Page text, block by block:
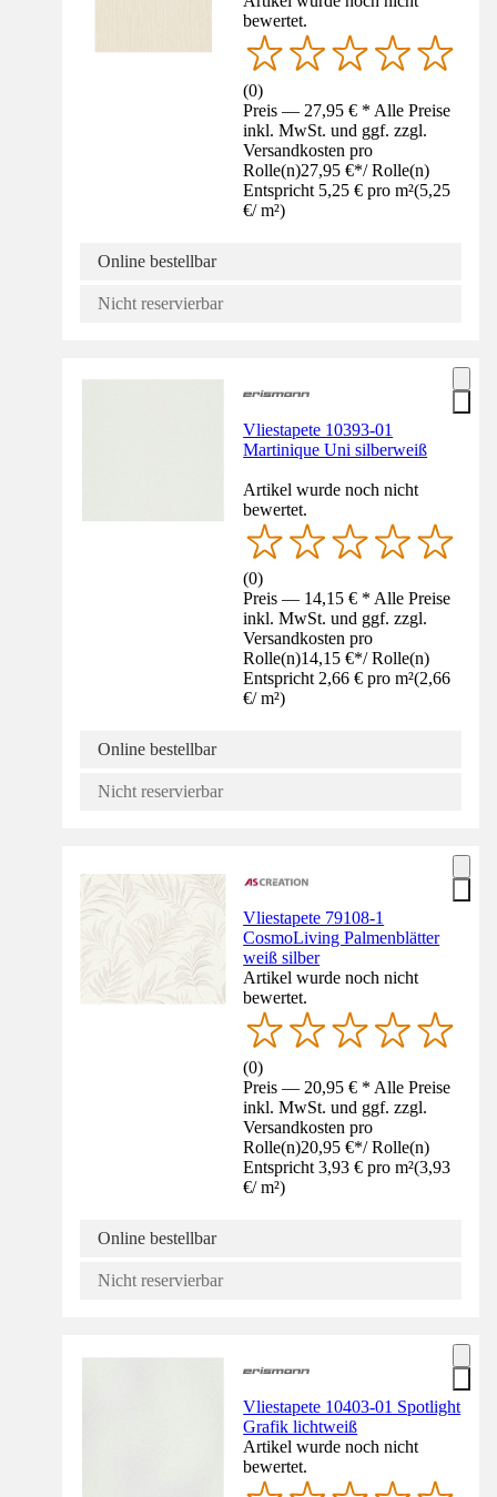
bewertet.
(0)
Preis — 27,95 € * Alle Preise
inkl. MwSt. und ggf. zzgl.
Versandkosten pro
Rolle(n)27,95 €*/ Rolle(n)
Entspricht 5,25 € pro m²(5,25
€/ m²)
Online bestellbar
Nicht reservierbar
Vliestapete 10393-01
Martinique Uni silberweiß
Artikel wurde noch nicht
bewertet.
(0)
Preis — 14,15 € * Alle Preise
inkl. MwSt. und ggf. zzgl.
Versandkosten pro
Rolle(n)14,15 €*/ Rolle(n)
Entspricht 2,66 € pro m²(2,66
€/ m²)
Online bestellbar
Nicht reservierbar
Vliestapete 79108-1
CosmoLiving Palmenblätter
weiß silber
Artikel wurde noch nicht
bewertet.
(0)
Preis — 20,95 € * Alle Preise
inkl. MwSt. und ggf. zzgl.
Versandkosten pro
Rolle(n)20,95 €*/ Rolle(n)
Entspricht 3,93 € pro m²(3,93
€/ m²)
Online bestellbar
Nicht reservierbar
Vliestapete 10403-01 Spotlight
Grafik lichtweiß
Artikel wurde noch nicht
bewertet.